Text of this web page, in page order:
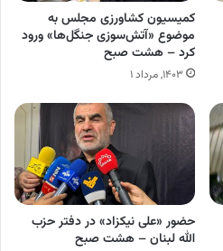
کمیسیون کشاورزی مجلس به
موضوع «آتش‌سوزی جنگل‌ها» ورود
کرد – هشت صبح
۱۴۰۳, مرداد ۱
حضور «علی نیکزاد» در دفتر حزب
الله لبنان – هشت صبح